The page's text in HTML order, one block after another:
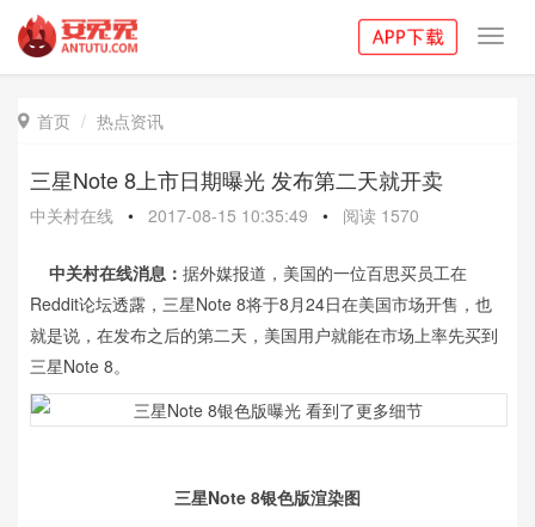
 首页 热点资讯
三星Note 8上市日期曝光 发布第二天就开卖
中关村在线 • 2017-08-15 10:35:49 • 阅读 1570
中关村在线消息： 据外媒报道，美国的一位百思买员工在
Reddit论坛透露，三星Note 8将于8月24日在美国市场开售，也
就是说，在发布之后的第二天，美国用户就能在市场上率先买到
三星Note 8。
三星Note 8银色版渲染图